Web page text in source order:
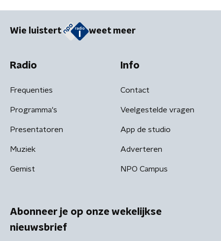
Wie luistert weet meer
Radio
Frequenties
Programma's
Presentatoren
Muziek
Gemist
Info
Contact
Veelgestelde vragen
App de studio
Adverteren
NPO Campus
Abonneer je op onze wekelijkse
nieuwsbrief